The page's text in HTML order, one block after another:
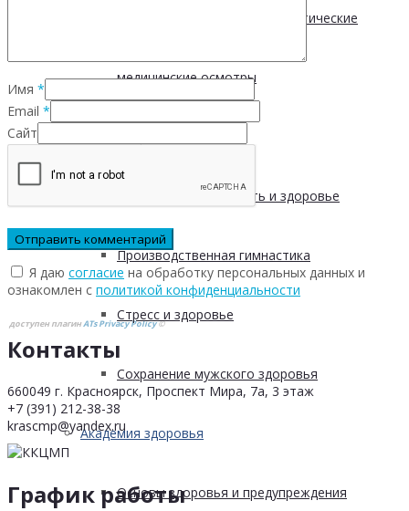
Диспансеризация и профилактические
медицинские осмотры
Физическая активность и здоровье
Производственная гимнастика
Стресс и здоровье
Сохранение мужского здоровья
Академия здоровья
Основы здоровья и предупреждения
Имя *
Email *
Сайт
Я даю согласие на обработку персональных данных и
ознакомлен с политикой конфиденциальности
доступен плагинATs Privacy Policy©
Контакты
660049 г. Красноярск, Проспект Мира, 7а, 3 этаж
+7 (391) 212-38-38
krascmp@yandex.ru
График работы